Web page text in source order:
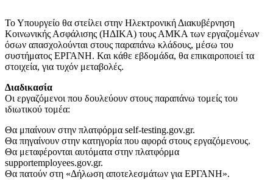
Το Υπουργείο θα στείλει στην Ηλεκτρονική Διακυβέρνηση
Κοινωνικής Ασφάλισης (ΗΔΙΚΑ) τους ΑΜΚΑ των εργαζομένων
όσων απασχολούνται στους παραπάνω κλάδους, μέσω του
συστήματος ΕΡΓΑΝΗ. Και κάθε εβδομάδα, θα επικαιροποιεί τα
στοιχεία, για τυχόν μεταβολές.
Διαδικασία
Οι εργαζόμενοι που δουλεύουν στους παραπάνω τομείς του
ιδιωτικού τομέα:
Θα μπαίνουν στην πλατφόρμα self-testing.gov.gr.
Θα πηγαίνουν στην κατηγορία που αφορά στους εργαζόμενους.
Θα μεταφέρονται αυτόματα στην πλατφόρμα
supportemployees.gov.gr.
Θα πατούν στη «Δήλωση αποτελεσμάτων για ΕΡΓΑΝΗ».